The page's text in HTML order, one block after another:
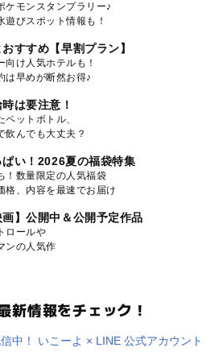
ケモンスタンプラリー♪
遊びスポット情報も！
すすめ【早割プラン】
向け人気ホテルも！
は早めが断然お得♪
は要注意！
ペットボトル、
飲んでも大丈夫？
ぱい！2026夏の福袋特集
！数量限定の人気福袋
格、内容を最速でお届け
画】公開中＆公開予定作品
ロールや
ンの人気作
新情報をチェック！